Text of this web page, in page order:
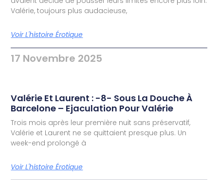
Valérie, toujours plus audacieuse,
Voir L'histoire Érotique
17 Novembre 2025
Valérie Et Laurent : -8- Sous La Douche À
Barcelone – Ejaculation Pour Valérie
Trois mois après leur première nuit sans préservatif,
Valérie et Laurent ne se quittaient presque plus. Un
week-end prolongé à
Voir L'histoire Érotique